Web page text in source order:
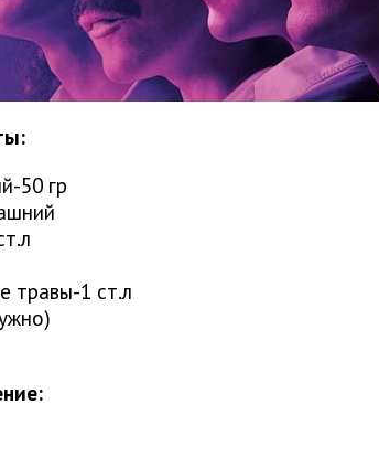
50 гр
травы-1 ст.л